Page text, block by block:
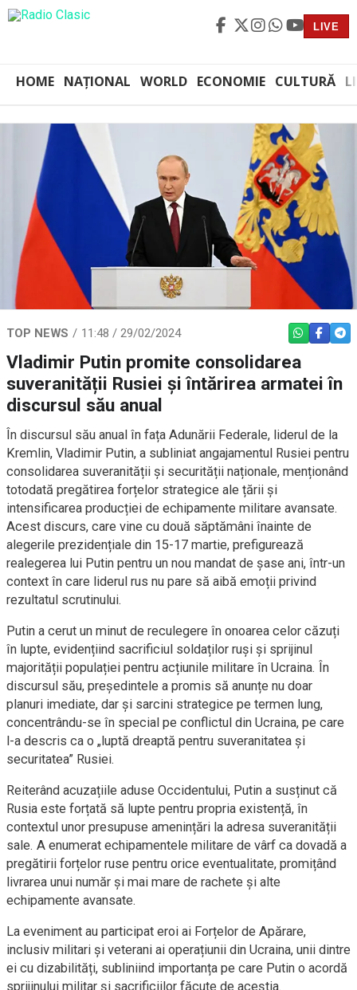
LIVE
HOME NAȚIONAL WORLD ECONOMIE CULTURĂ
TOP NEWS 11:48 / 29/02/2024 WHATSAPP
Vladimir Putin promite consolidarea
suveranității Rusiei și întărirea armatei în
discursul său anual
În discursul său anual în fața Adunării Federale, liderul de la
Kremlin, Vladimir Putin, a subliniat angajamentul Rusiei pentru
consolidarea suveranității și securității naționale, menționând
totodată pregătirea forțelor strategice ale țării și
intensificarea producției de echipamente militare avansate.
Acest discurs, care vine cu două săptămâni înainte de
alegerile prezidențiale din 15-17 martie, prefigurează
realegerea lui Putin pentru un nou mandat de șase ani, într-un
context în care liderul rus nu pare să aibă emoții privind
rezultatul scrutinului.
Putin a cerut un minut de reculegere în onoarea celor căzuți
în lupte, evidențiind sacrificiul soldaților ruși și sprijinul
majorității populației pentru acțiunile militare în Ucraina. În
discursul său, președintele a promis să anunțe nu doar
planuri imediate, dar și sarcini strategice pe termen lung,
concentrându-se în special pe conflictul din Ucraina, pe care
l-a descris ca o „luptă dreaptă pentru suveranitatea și
securitatea” Rusiei.
Reiterând acuzațiile aduse Occidentului, Putin a susținut că
Rusia este forțată să lupte pentru propria existență, în
contextul unor presupuse amenințări la adresa suveranității
sale. A enumerat echipamentele militare de vârf ca dovadă a
pregătirii forțelor ruse pentru orice eventualitate, promițând
livrarea unui număr și mai mare de rachete și alte
echipamente avansate.
La eveniment au participat eroi ai Forțelor de Apărare,
inclusiv militari și veterani ai operațiunii din Ucraina, unii dintre
ei cu dizabilități, subliniind importanța pe care Putin o acordă
sprijinului militar și sacrificiilor făcute de aceștia.